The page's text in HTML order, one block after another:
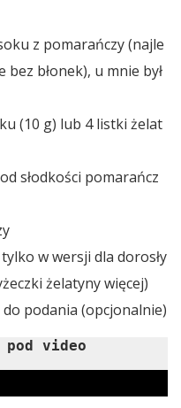
z pomarańczy (najle
błonek), u mnie był
(10 g) lub 4 listki żelat
słodkości pomarańcz
w wersji dla dorosły
żelatyny więcej)
podania (opcjonalnie)
pod video